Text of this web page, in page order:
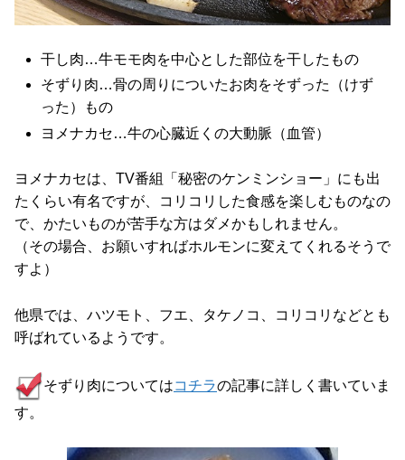
干し肉…牛モモ肉を中心とした部位を干したもの
そずり肉…骨の周りについたお肉をそずった（けず
った）もの
ヨメナカセ…牛の心臓近くの大動脈（血管）
ヨメナカセは、TV番組「秘密のケンミンショー」にも出
たくらい有名ですが、コリコリした食感を楽しむものなの
で、かたいものが苦手な方はダメかもしれません。
（その場合、お願いすればホルモンに変えてくれるそうで
すよ）
他県では、ハツモト、フエ、タケノコ、コリコリなどとも
呼ばれているようです。
そずり肉についてはコチラの記事に詳しく書いていま
す。